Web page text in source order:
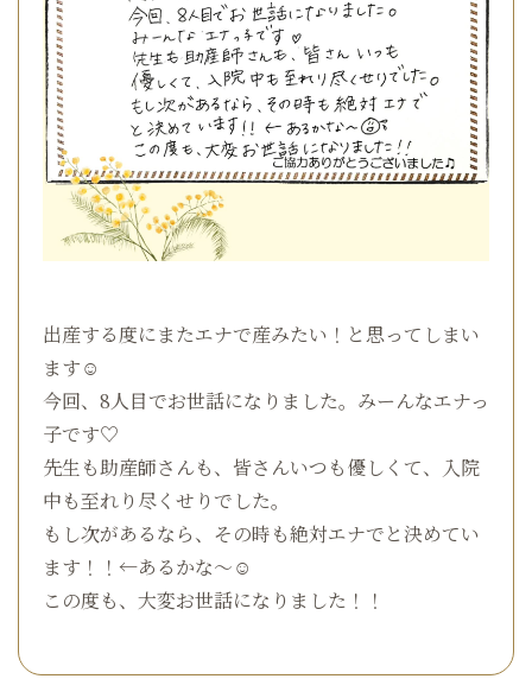
出産する度にまたエナで産みたい！と思ってしまい
ます☺
今回、8人目でお世話になりました。みーんなエナっ
子です♡
先生も助産師さんも、皆さんいつも優しくて、入院
中も至れり尽くせりでした。
もし次があるなら、その時も絶対エナでと決めてい
ます！！←あるかな～☺
この度も、大変お世話になりました！！